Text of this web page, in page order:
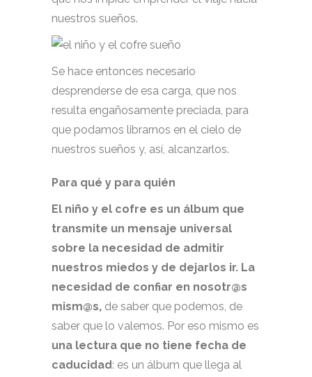
nuestros sueños.
Se hace entonces necesario
desprenderse de esa carga, que nos
resulta engañosamente preciada, para
que podamos librarnos en el cielo de
nuestros sueños y, así, alcanzarlos.
Para qué y para quién
El niño y el cofre es un álbum que
transmite un mensaje universal
sobre la necesidad de admitir
nuestros miedos y de dejarlos ir. La
necesidad de confiar en nosotr@s
mism@s, de saber que podemos, de
saber que lo valemos. Por eso mismo es
una lectura que no tiene fecha de
caducidad: es un álbum que llega al